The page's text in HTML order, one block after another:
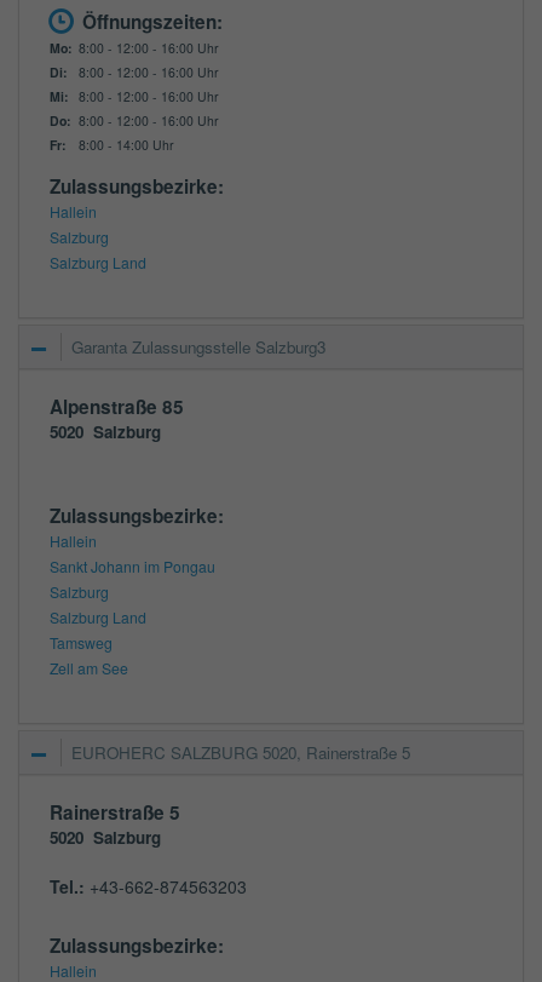
Öffnungszeiten:
Mo: 8:00 - 12:00 - 16:00 Uhr
Di:
8:00 - 12:00 - 16:00 Uhr
Mi: 8:00 - 12:00 - 16:00 Uhr
Do: 8:00 - 12:00 - 16:00 Uhr
Fr:
8:00 - 14:00 Uhr
Zulassungsbezirke:
Hallein
Salzburg
Salzburg Land
Garanta Zulassungsstelle Salzburg3
Alpenstraße 85
5020 Salzburg
Zulassungsbezirke:
Hallein
Sankt Johann im Pongau
Salzburg
Salzburg Land
Tamsweg
Zell am See
EUROHERC SALZBURG 5020, Rainerstraße 5
Rainerstraße 5
5020 Salzburg
Tel.: +43-662-874563203
Zulassungsbezirke:
Hallein